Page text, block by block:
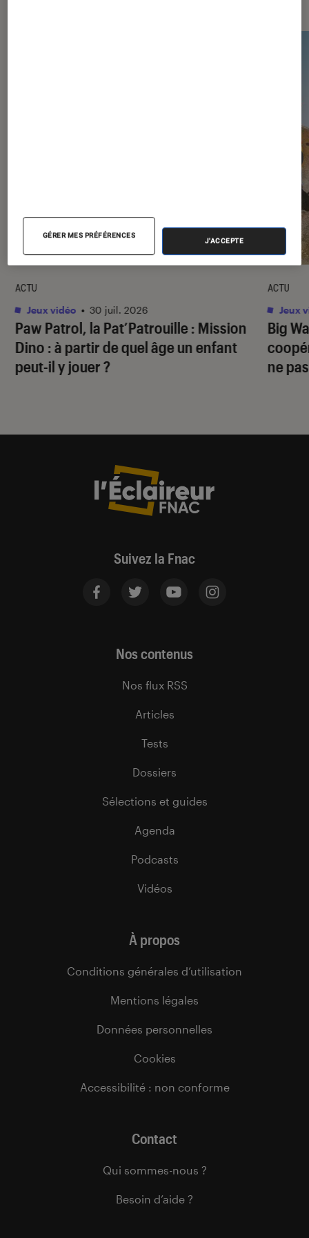
Paw Patrol, la Pat’Patrouille : Mission
Dino : à partir de quel âge un enfant
peut-il y jouer ?
ACTU
Jeux vidéo • 30 juil. 2026
Big
ne
ACTU
Jeux
Suivez la Fnac
Nos contenus
Nos flux RSS
Articles
Tests
Dossiers
Sélections et guides
Agenda
Podcasts
Vidéos
À propos
Conditions générales d’utilisation
Mentions légales
Données personnelles
Cookies
Accessibilité : non conforme
Contact
Qui sommes-nous ?
Besoin d’aide ?
GÉRER MES PRÉFÉRENCES
J'ACCEPTE